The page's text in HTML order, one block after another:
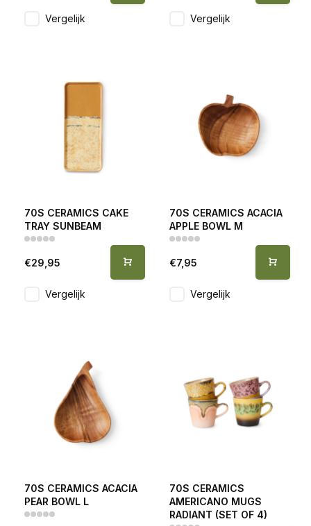
Vergelijk Vergelijk
70S CERAMICS CAKE
TRAY SUNBEAM
€29,95
Vergelijk
70S CERAMICS ACACIA
APPLE BOWL M
€7,95
Vergelijk
70S CERAMICS ACACIA
PEAR BOWL L
70S CERAMICS
AMERICANO MUGS
RADIANT (SET OF 4)